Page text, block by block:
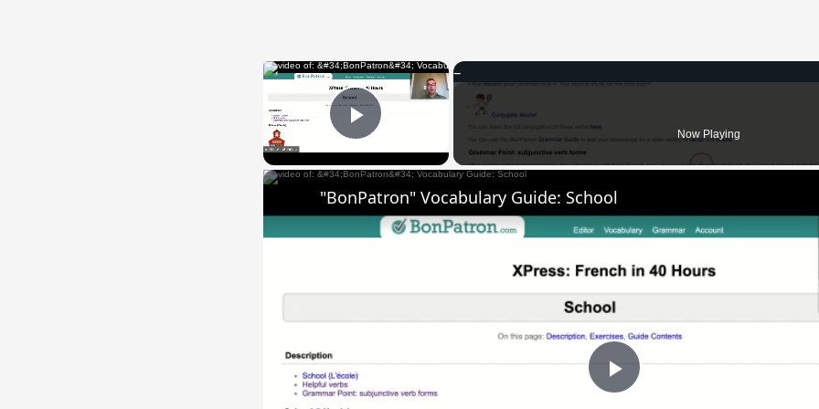
×
Play Video Now Playing
Play
"BonPatron" Vocabulary Guide: School